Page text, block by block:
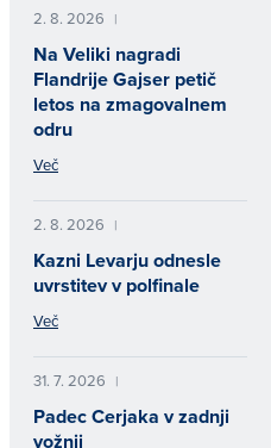
2. 8. 2026 |
Na Veliki nagradi
Flandrije Gajser petič
letos na zmagovalnem
odru
Več
2. 8. 2026 |
Kazni Levarju odnesle
uvrstitev v polfinale
Več
31. 7. 2026 |
Padec Cerjaka v zadnji
vožnji